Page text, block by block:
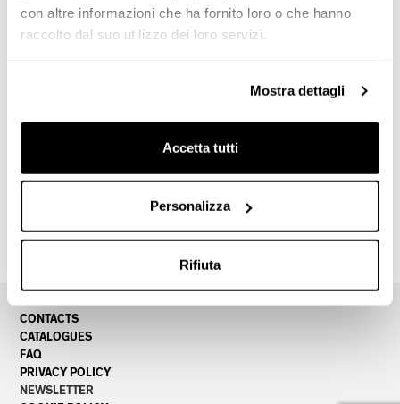
con altre informazioni che ha fornito loro o che hanno
raccolto dal suo utilizzo dei loro servizi.
Mostra dettagli
Accetta tutti
Personalizza
Rifiuta
Viale Otranto, 64/66
Découvrez le showroom
Patrizia Albore’
Tel. +39 393 9358403
CONTACTS
CATALOGUES
FAQ
PRIVACY POLICY
NEWSLETTER